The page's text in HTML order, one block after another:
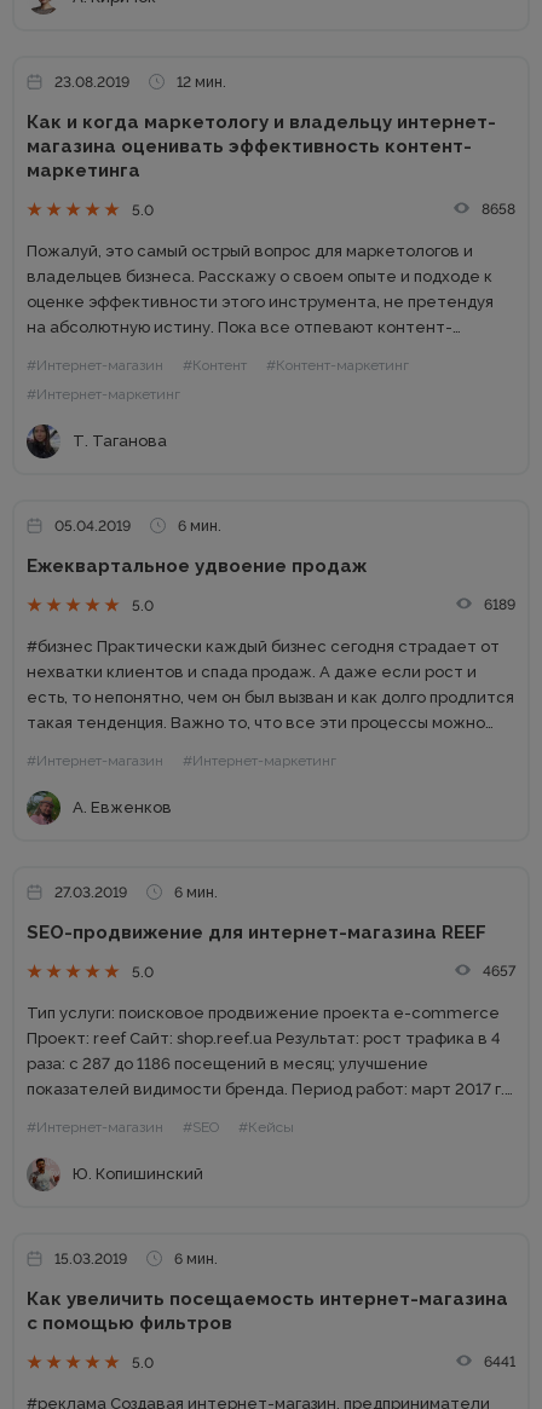
23.08.2019 12 мин.
Как и когда маркетологу и владельцу интернет-
магазина оценивать эффективность контент-
маркетинга
5.0 8658
Пожалуй, это самый острый вопрос для маркетологов и
владельцев бизнеса. Расскажу о своем опыте и подходе к
оценке эффективности этого инструмента, не претендуя
на абсолютную истину. Пока все отпевают контент-
умеет правильно его готовить...
#Интернет-магазин #Контент
#Контент-маркетинг
#Интернет-маркетинг
Т. Таганова
05.04.2019 6 мин.
Ежеквартальное удвоение продаж
5.0 6189
#бизнес Практически каждый бизнес сегодня страдает от
нехватки клиентов и спада продаж. А даже если рост и
есть, то непонятно, чем он был вызван и как долго продлится
такая тенденция. Важно то, что все эти процессы можно
#Интернет-магазин #Интернет-маркетинг
А. Евженков
27.03.2019 6 мин.
SEO-продвижение для интернет-магазина REEF
5.0 4657
Тип услуги: поисковое продвижение проекта e-commerce
Проект: reef Сайт: shop.reef.ua Результат: рост трафика в 4
раза: с 287 до 1186 посещений в месяц; улучшение
показателей видимости бренда. Период работ: март 2017 г. -
#Интернет-магазин #SEO #Кейсы
Ю. Копишинский
15.03.2019 6 мин.
Как увеличить посещаемость интернет-магазина
с помощью фильтров
5.0 6441
#реклама Создавая интернет-магазин, предприниматели